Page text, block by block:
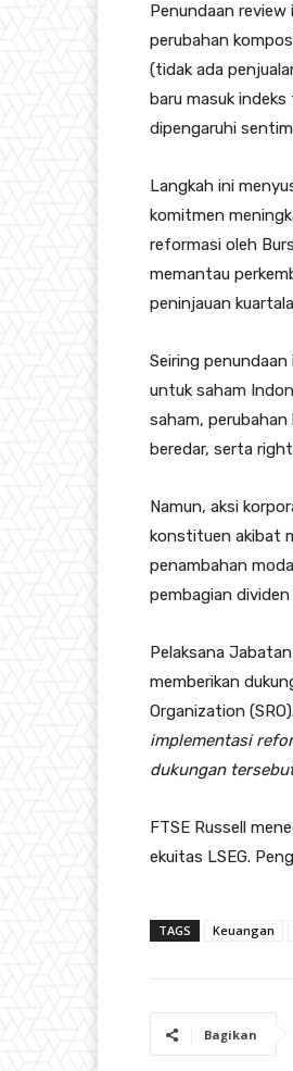
Penundaan
perubahan
(tidak ada
baru masuk
dipengaruhi
Langkah ini
komitmen
reformasi oleh
memantau
peninjauan
Seiring
untuk saham
saham,
beredar, serta
Namun, aksi
konstituen akibat
penambahan
pembagian
Pelaksana
memberikan
Organization (SRO).
implementasi
dukungan
FTSE Russell
ekuitas LSEG.
TAGS Keuangan
Bagikan